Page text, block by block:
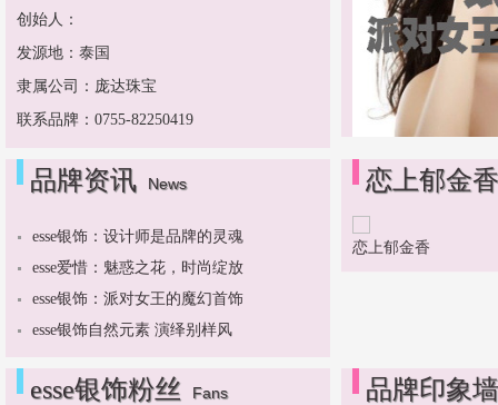
创始人：
发源地：泰国
隶属公司：庞达珠宝
联系品牌：0755-82250419
品牌资讯 News
esse银饰：设计师是品牌的灵魂
esse爱惜：魅惑之花，时尚绽放
esse银饰：派对女王的魔幻首饰
esse银饰自然元素 演绎别样风
恋上郁金香
恋上郁金香
esse银饰粉丝 Fans 品牌印象墙